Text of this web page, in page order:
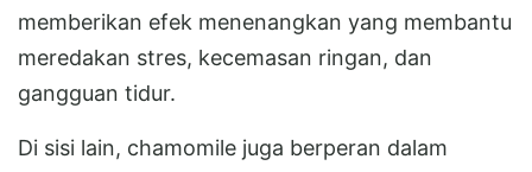
memberikan efek menenangkan yang membantu
meredakan stres, kecemasan ringan, dan
gangguan tidur.
Di sisi lain, chamomile juga berperan dalam